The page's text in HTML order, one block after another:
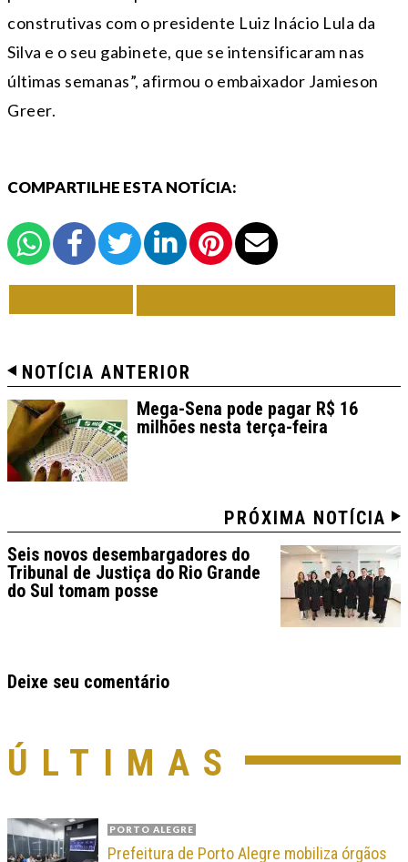
construtivas com o presidente Luiz Inácio Lula da
Silva e o seu gabinete, que se intensificaram nas
últimas semanas”, afirmou o embaixador Jamieson
Greer.
COMPARTILHE ESTA NOTÍCIA:
NOTÍCIA ANTERIOR
Mega-Sena pode pagar R$ 16
milhões nesta terça-feira
PRÓXIMA NOTÍCIA
Seis novos desembargadores do
Tribunal de Justiça do Rio Grande
do Sul tomam posse
Deixe seu comentário
ÚLTIMAS
PORTO ALEGRE
Prefeitura de Porto Alegre mobiliza órgãos